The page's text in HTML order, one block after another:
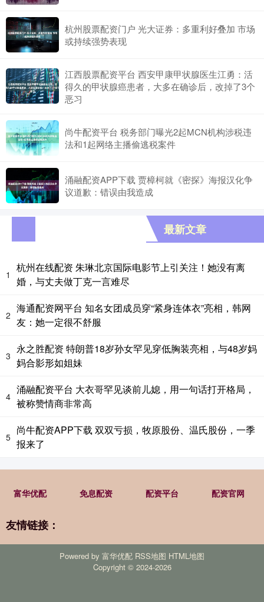
杭州股票配资门户 光大证券：多重利好叠加 市场
或持续强势表现
江西股票配资平台 西安甲康甲状腺医生江勇：活
得久的甲状腺癌患者，大多在确诊后，改掉了3个
恶习
尚牛配资平台 税务部门曝光2起MCN机构涉税违
法和1起网络主播偷逃税案件
涌融配资APP下载 贾樟柯就《密探》海报汉化争
议道歉：错误由我造成
最新文章
1
杭州在线配资 朱琳北京国际电影节上引关注！她没有离
婚，与丈夫做丁克一言难尽
2
海通配资网平台 知名女团成员穿“紧身连体衣”亮相，韩网
友：她一定很不舒服
3
永之胜配资 特朗普18岁孙女罕见穿低胸装亮相，与48岁妈
妈合影形如姐妹
4
涌融配资平台 大衣哥罕见谈前儿媳，用一句话打开格局，
被称赞情商非常高
5
尚牛配资APP下载 双双亏损，牧原股份、温氏股份，一季
报来了
富华优配 免息配资 配资平台 配资官网
友情链接：
Powered by 富华优配 RSS地图 HTML地图
Copyright © 2024-2026